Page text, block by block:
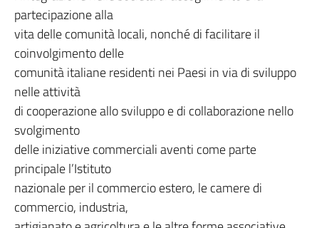
partecipazione alla
vita delle comunità locali, nonché di facilitare il
coinvolgimento delle
comunità italiane residenti nei Paesi in via di sviluppo
nelle attività
di cooperazione allo sviluppo e di collaborazione nello
svolgimento
delle iniziative commerciali aventi come parte
principale l’Istituto
nazionale per il commercio estero, le camere di
commercio, industria,